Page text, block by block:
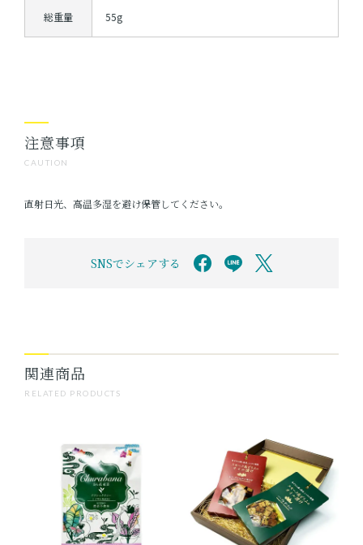
総重量 55g
CAUTION
注意事項
直射日光、高温多湿を避け保管してください。
SNSでシェアする
RELATED PRODUCTS
関連商品